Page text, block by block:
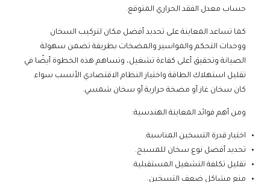
حساب معدل الفقد الحراري المتوقع.
كما تساعد المعاينة على تحديد أفضل مكان لتركيب السخان
ووحدات التحكم والمواسير والمضخات بطريقة تضمن سهولة
الصيانة وتحقيق أعلى كفاءة تشغيل، وتساهم هذه الخطوة أيضًا في
تقليل استهلاك الطاقة واختيار النظام الاقتصادي الأنسب سواء
كان سخان غاز أو مضخة حرارية أو سخان شمسي.
ومن أهم فوائد المعاينة الهندسية:
اختيار قدرة التسخين المناسبة.
تحديد أفضل نوع سخان للمسبح.
تقليل تكلفة التشغيل المستقبلية.
منع مشاكل ضعف التسخين.